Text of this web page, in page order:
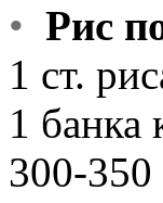
• Рис
1 ст.
1 банка
300-